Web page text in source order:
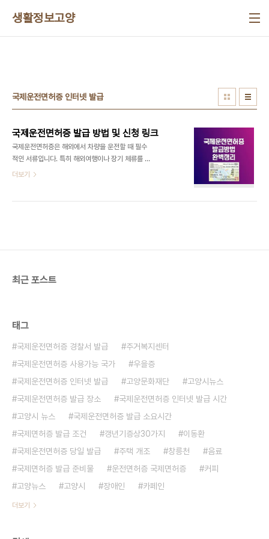
생활정보고양
국제운전면허증 인터넷 발급
국제운전면허증 발급 방법 및 신청 링크
국제운전면허증은 해외에서 차량을 운전할 때 필수
적인 서류입니다. 특히 해외여행이나 장기 체류를 계
획 중이라면 국제운전면허증 발급 과정과 조건을 미
바 협약과 비엔나 협약에 따라 가입국 내에서만 사용
더보기
최근 포스트
태그
국제운전면허증 경찰서 발급
주거복지센터
국제운전면허증 사용가능 국가
우을증
국제운전면허증 인터넷 발급
고양문화재단
고양시뉴스
국제운전면허증 발급 장소
국제운전면허증 인터넷 발급 시간
고양시 뉴스
국제운전면허증 발급 소요시간
국제면허증 발급 조건
갱년기증상30가지
이동환
국제운전면허증 당일 발급
주택 개조 창릉천
음료
국제면허증 발급 준비물
운전면허증 국제면허증
커피
고양뉴스
고양시 장애인 카페인
더보기